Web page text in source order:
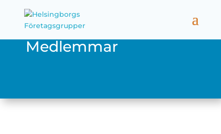
Medlemmar